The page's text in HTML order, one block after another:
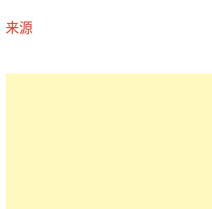
来源